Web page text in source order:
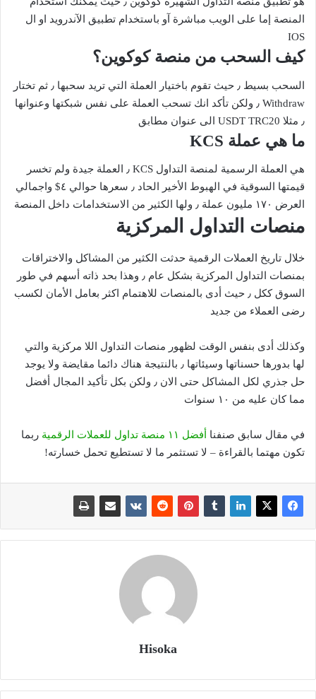
المنصة إما على الويب مباشرة آو باستخدام تطبيق الآندرويد او ال
IOS
كيف السحب من منصة كوكوين؟
السحب بسيط ٫ حيث تقوم باختيار العملة التي تريد سحبها ٫ ثم تختار
Withdraw ٫ ولكن تأكد انك تسحب العملة على نفس شبكتها وعنوانها
٫ مثلا USDT TRC20 الى عنوان مطابق
ما هي عملة KCS
هي العملة الرسمية لمنصة التداول KCS ٫ العملة جيدة ولم تخسر
قيمتها السوقية في الهبوط الأخير الحاد ٫ سعرها حوالي ٤$ واجمالي
العرض ١٧٠ مليون عملة ٫ ولها الكثير من الاستخدامات داخل المنصة
منصات التداول المركزية
خلال تاريخ العملات الرقمية حدثت الكثير من المشاكل والاختراقات
بمنصات التداول المركزية بشكل عام ٫ وهذا بحد ذاته أسهم في طور
السوق ككل ٫ حيث أدى بالمنصات للاهتمام اكثر بعامل الأمان لكسب
رضى العملاء من جديد
وكذلك أدى بنفس الوقت لظهور منصات التداول اللا مركزية والتي
لها بدورها حسناتها وسيئاتها ٫ بالنتيجة هناك دائما مقايضة ولا يوجد
حل جذري لكل المشاكل حتى الان ٫ ولكن بكل تأكيد المجال أفضل
مما كان عليه من ١٠ سنوات
في مقال سابق صنفنا أفضل ١١ منصة تداول للعملات الرقمية
ربما
تكون مهتما بالقراءة – لا تستثمر ما لا تستطيع تحمل خسارته!
Hisoka